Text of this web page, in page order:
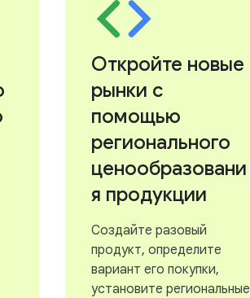
Откройте новые
рынки с
помощью
регионального
ценообразовани
я продукции
Создайте разовый
продукт, определите
вариант его покупки,
установите региональные